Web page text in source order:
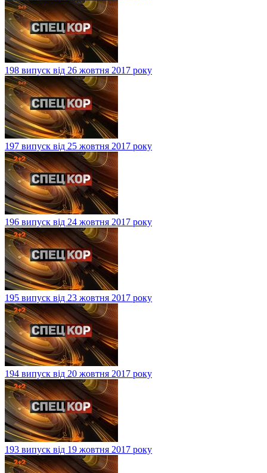
198 випуск від 26 жовтня 2017 року
197 випуск від 25 жовтня 2017 року
196 випуск від 24 жовтня 2017 року
195 випуск від 23 жовтня 2017 року
194 випуск від 20 жовтня 2017 року
193 випуск від 19 жовтня 2017 року